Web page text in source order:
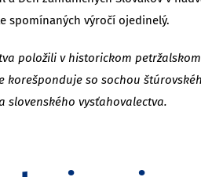
spomínaných výročí ojedinelý.
položili v historickom
so sochou
slovenského vysťahovalectva.